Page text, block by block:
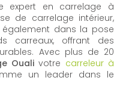
expert en carrelage à
de carrelage intérieur,
également dans la pose
carreaux, offrant des
Avec plus de 20
Ouali votre carreleur à
un leader dans le